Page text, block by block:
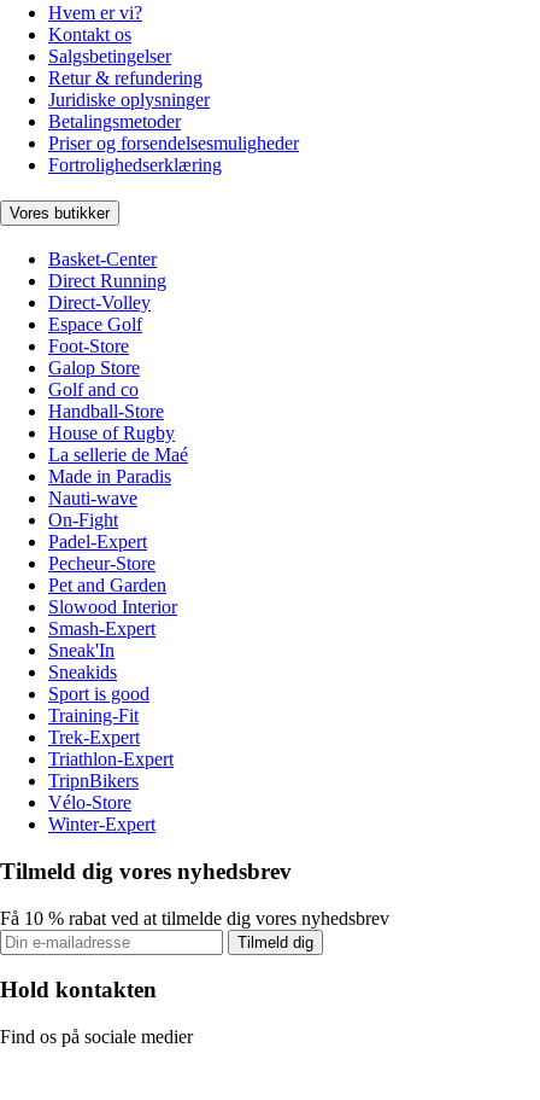
Hvem er vi?
Kontakt os
Salgsbetingelser
Retur & refundering
Juridiske oplysninger
Betalingsmetoder
Priser og forsendelsesmuligheder
Fortrolighedserklæring
Vores butikker
Basket-Center
Direct Running
Direct-Volley
Espace Golf
Foot-Store
Galop Store
Golf and co
Handball-Store
House of Rugby
La sellerie de Maé
Made in Paradis
Nauti-wave
On-Fight
Padel-Expert
Pecheur-Store
Pet and Garden
Slowood Interior
Smash-Expert
Sneak'In
Sneakids
Sport is good
Training-Fit
Trek-Expert
Triathlon-Expert
TripnBikers
Vélo-Store
Winter-Expert
Tilmeld dig vores nyhedsbrev
Få 10 % rabat ved at tilmelde dig vores nyhedsbrev
Tilmeld dig
Hold kontakten
Find os på sociale medier